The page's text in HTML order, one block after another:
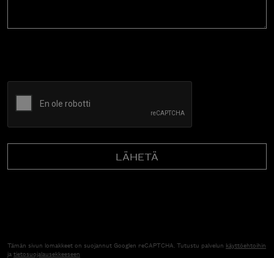
Tämän sivun lomakkeet on suojannut Googlen reCAPTCHA. Tutustu palvelun käyttöehtoihin
jatietosuojalausekkeeseen